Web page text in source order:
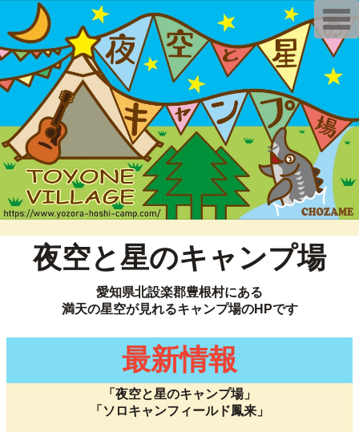
夜空と星のキャンプ場
愛知県北設楽郡豊根村にある
満天の星空が見れるキャンプ場のHPです
最新情報
「夜空と星のキャンプ場」
「ソロキャンフィールド鳳来」
T
o
g
g
e
n
i
g
a
t
o